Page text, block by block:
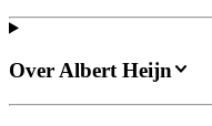
Over Albert Heijn